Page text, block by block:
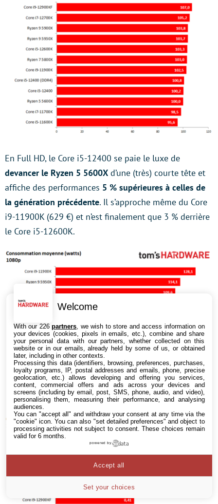
En Full HD, le Core i5-12400 se paie le luxe de
devancer le Ryzen 5 5600X d’une (très) courte tête et
affiche des performances 5 % supérieures à celles de
la génération précédente. Il s’approche même du Core
i9-11900K (629 €) et n’est finalement que 3 % derrière
le Core i5-12600K.
Welcome
With our 226partners , we wish to store and access information on
your devices (cookies, pixels in emails, etc.), combine and share
your personal data with our partners, whether collected on this
website or in our emails, already held by some of us, or obtained
later, including in other contexts.
Processing this data (identifiers, browsing, preferences, purchases,
loyalty programs, IP, postal addresses and emails, phone, precise
geolocation, etc.) allows developing and offering you services,
content, commercial offers and ads across your devices and
screens (including by email, post, SMS, phone, audio, and video),
personalising them, measuring their performance, and analysing
audiences.
You can "accept all" and withdraw your consent at any time via the
"cookie" icon. You can also "set detailed preferences" and object to
processing activities not subject to consent. These choices remain
valid for 6 months.
powered by
Set your choices
Accept all